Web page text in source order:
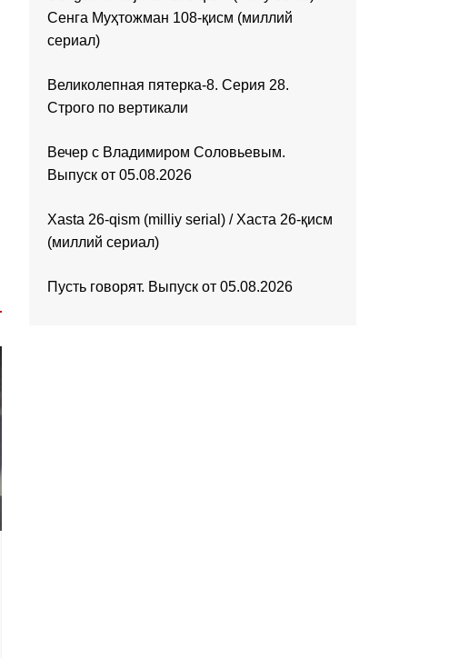
Сенга Муҳтожман 108-қисм (миллий
сериал)
Великолепная пятерка-8. Серия 28.
Строго по вертикали
Вечер с Владимиром Соловьевым.
Выпуск от 05.08.2026
Xasta 26-qism (milliy serial) / Хаста 26-қисм
(миллий сериал)
Пусть говорят. Выпуск от 05.08.2026